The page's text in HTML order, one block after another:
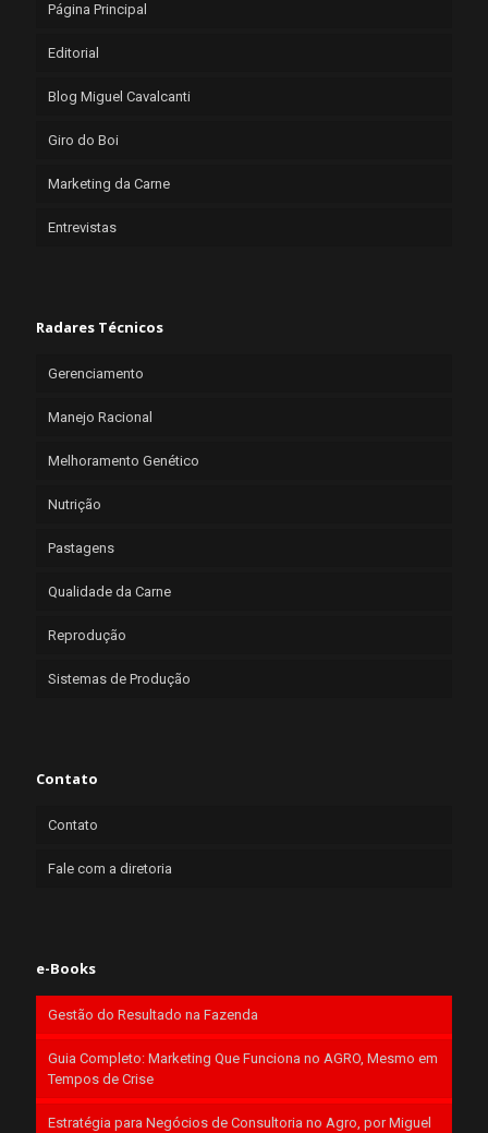
Página Principal
Editorial
Blog Miguel Cavalcanti
Giro do Boi
Marketing da Carne
Entrevistas
Radares Técnicos
Gerenciamento
Manejo Racional
Melhoramento Genético
Nutrição
Pastagens
Qualidade da Carne
Reprodução
Sistemas de Produção
Contato
Contato
Fale com a diretoria
e-Books
Gestão do Resultado na Fazenda
Guia Completo: Marketing Que Funciona no AGRO, Mesmo em
Tempos de Crise
Estratégia para Negócios de Consultoria no Agro, por Miguel